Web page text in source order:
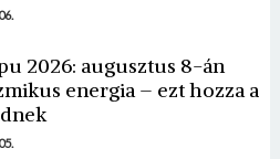
2026: augusztus 8-án
energia – ezt hozza a